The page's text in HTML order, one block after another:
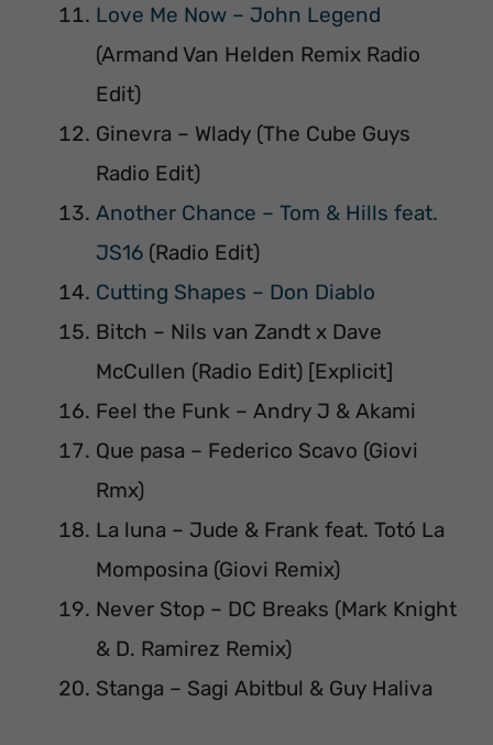
Love Me Now – John Legend
(Armand Van Helden Remix Radio
Edit)
Ginevra – Wlady (The Cube Guys
Radio Edit)
Another Chance – Tom & Hills feat.
JS16 (Radio Edit)
Cutting Shapes – Don Diablo
Bitch – Nils van Zandt x Dave
McCullen (Radio Edit) [Explicit]
Feel the Funk – Andry J & Akami
Que pasa – Federico Scavo (Giovi
Rmx)
La luna – Jude & Frank feat. Totó La
Momposina (Giovi Remix)
Never Stop – DC Breaks (Mark Knight
& D. Ramirez Remix)
Stanga – Sagi Abitbul & Guy Haliva